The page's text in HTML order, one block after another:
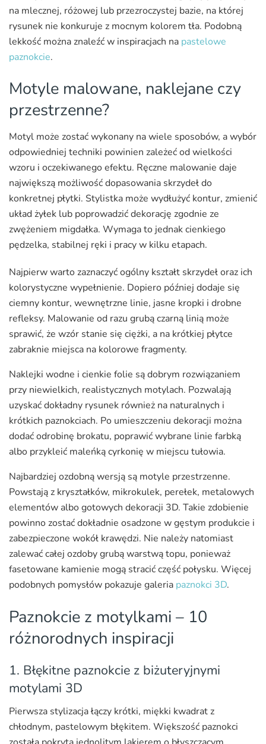
na mlecznej, różowej lub przezroczystej bazie, na której
rysunek nie konkuruje z mocnym kolorem tła. Podobną
lekkość można znaleźć w inspiracjach na pastelowe
paznokcie.
Motyle malowane, naklejane czy
przestrzenne?
Motyl może zostać wykonany na wiele sposobów, a wybór
odpowiedniej techniki powinien zależeć od wielkości
wzoru i oczekiwanego efektu. Ręczne malowanie daje
największą możliwość dopasowania skrzydeł do
konkretnej płytki. Stylistka może wydłużyć kontur, zmienić
układ żyłek lub poprowadzić dekorację zgodnie ze
zwężeniem migdałka. Wymaga to jednak cienkiego
pędzelka, stabilnej ręki i pracy w kilku etapach.
Najpierw warto zaznaczyć ogólny kształt skrzydeł oraz ich
kolorystyczne wypełnienie. Dopiero później dodaje się
ciemny kontur, wewnętrzne linie, jasne kropki i drobne
refleksy. Malowanie od razu grubą czarną linią może
sprawić, że wzór stanie się ciężki, a na krótkiej płytce
zabraknie miejsca na kolorowe fragmenty.
Naklejki wodne i cienkie folie są dobrym rozwiązaniem
przy niewielkich, realistycznych motylach. Pozwalają
uzyskać dokładny rysunek również na naturalnych i
krótkich paznokciach. Po umieszczeniu dekoracji można
dodać odrobinę brokatu, poprawić wybrane linie farbką
albo przykleić maleńką cyrkonię w miejscu tułowia.
Najbardziej ozdobną wersją są motyle przestrzenne.
Powstają z kryształków, mikrokulek, perełek, metalowych
elementów albo gotowych dekoracji 3D. Takie zdobienie
powinno zostać dokładnie osadzone w gęstym produkcie i
zabezpieczone wokół krawędzi. Nie należy natomiast
zalewać całej ozdoby grubą warstwą topu, ponieważ
fasetowane kamienie mogą stracić część połysku. Więcej
podobnych pomysłów pokazuje galeria paznokci 3D.
Paznokcie z motylkami – 10
różnorodnych inspiracji
1. Błękitne paznokcie z biżuteryjnymi
motylami 3D
Pierwsza stylizacja łączy krótki, miękki kwadrat z
chłodnym, pastelowym błękitem. Większość paznokci